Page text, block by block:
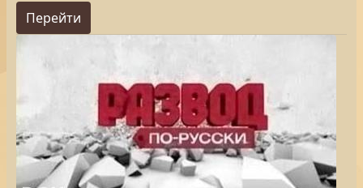
Перейти